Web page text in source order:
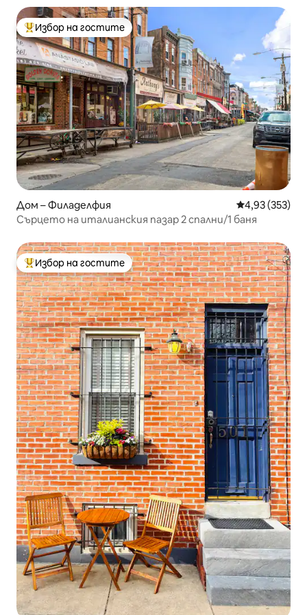
Най-популярен избор на гостите
Избор на гостите
Дом – Филаделфия Средна
4,93 (353)
Сърцето на италианския пазар 2 спални/1 баня
Най-популярен избор на гостите
Избор на гостите